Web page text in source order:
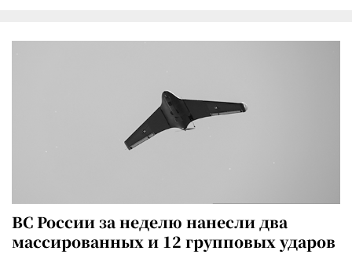
ВС России за неделю нанесли два
массированных и 12 групповых ударов